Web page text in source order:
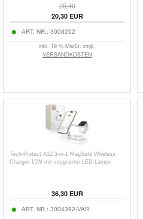
25,40
20,30EUR
ART. NR.: 3008292
inkl. 19 % MwSt. zzgl.
VERSANDKOSTEN
Tech-Protect A12 3-in-1 MagSafe Wireless
Charger 15W mit integrierter LED-Lampe
36,30EUR
ART. NR.: 3004392-VAR